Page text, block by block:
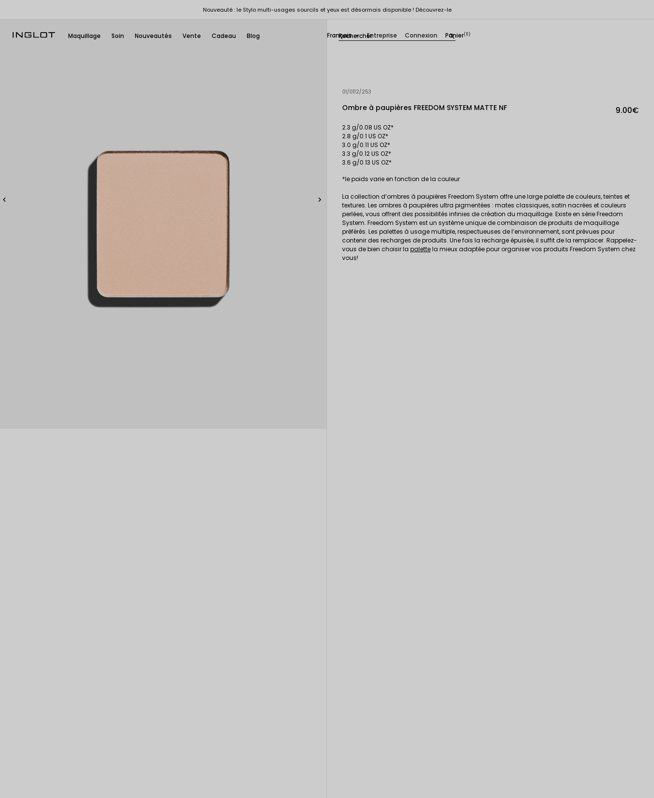
Nouveauté : le Stylo multi-usages sourcils et yeux est désormais disponible ! Découvrez-le
Maquillage Soin Nouveautés Vente Cadeau Blog search
Français  Entreprise Connexion Panier(0)
 
01/0112/253
Ombre à paupières FREEDOM SYSTEM MATTE NF 9.00€
2.3 g/0.08 US OZ*
2.8 g/0.1 US OZ*
3.0 g/0.11 US OZ*
3.3 g/0.12 US OZ*
3.6 g/0.13 US OZ*
*le poids varie en fonction de la couleur
La collection d’ombres à paupières Freedom System offre une large palette de couleurs, teintes et
textures. Les ombres à paupières ultra pigmentées : mates classiques, satin nacrées et couleurs
perlées, vous offrent des possibilités infinies de création du maquillage. Existe en série Freedom
System. Freedom System est un système unique de combinaison de produits de maquillage
préférés. Les palettes à usage multiple, respectueuses de l’environnement, sont prévues pour
contenir des recharges de produits. Une fois la recharge épuisée, il suffit de la remplacer. Rappelez-
vous de bien choisir la palettela mieux adaptée pour organiser vos produits Freedom System chez
vous!